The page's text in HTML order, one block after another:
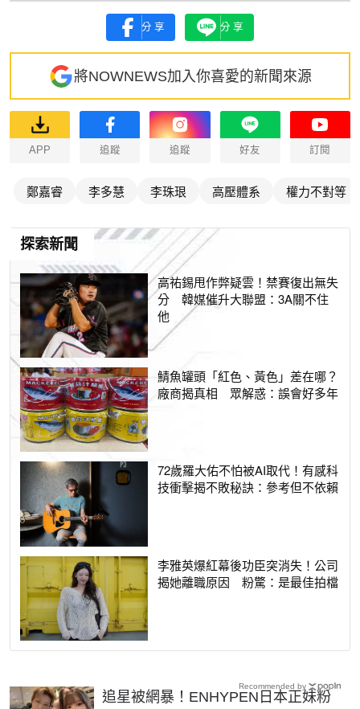
分享 分享
將NOWNEWS加入你喜愛的新聞來源
APP 追蹤 追蹤 好友 訂閱
鄭嘉睿 李多慧 李珠珢 高壓體系 權力不對等
探索新聞
高祐錫甩作弊疑雲！禁賽復出無失
分 韓媒催升大聯盟：3A關不住
他
鯖魚罐頭「紅色、黃色」差在哪？
廠商揭真相 眾解惑：誤會好多年
72歲羅大佑不怕被AI取代！有感科
技衝擊揭不敗秘訣：參考但不依賴
李雅英爆紅幕後功臣突消失！公司
揭她離職原因 粉驚：是最佳拍檔
追星被網暴！ENHYPEN日本正妹粉
Recommended by